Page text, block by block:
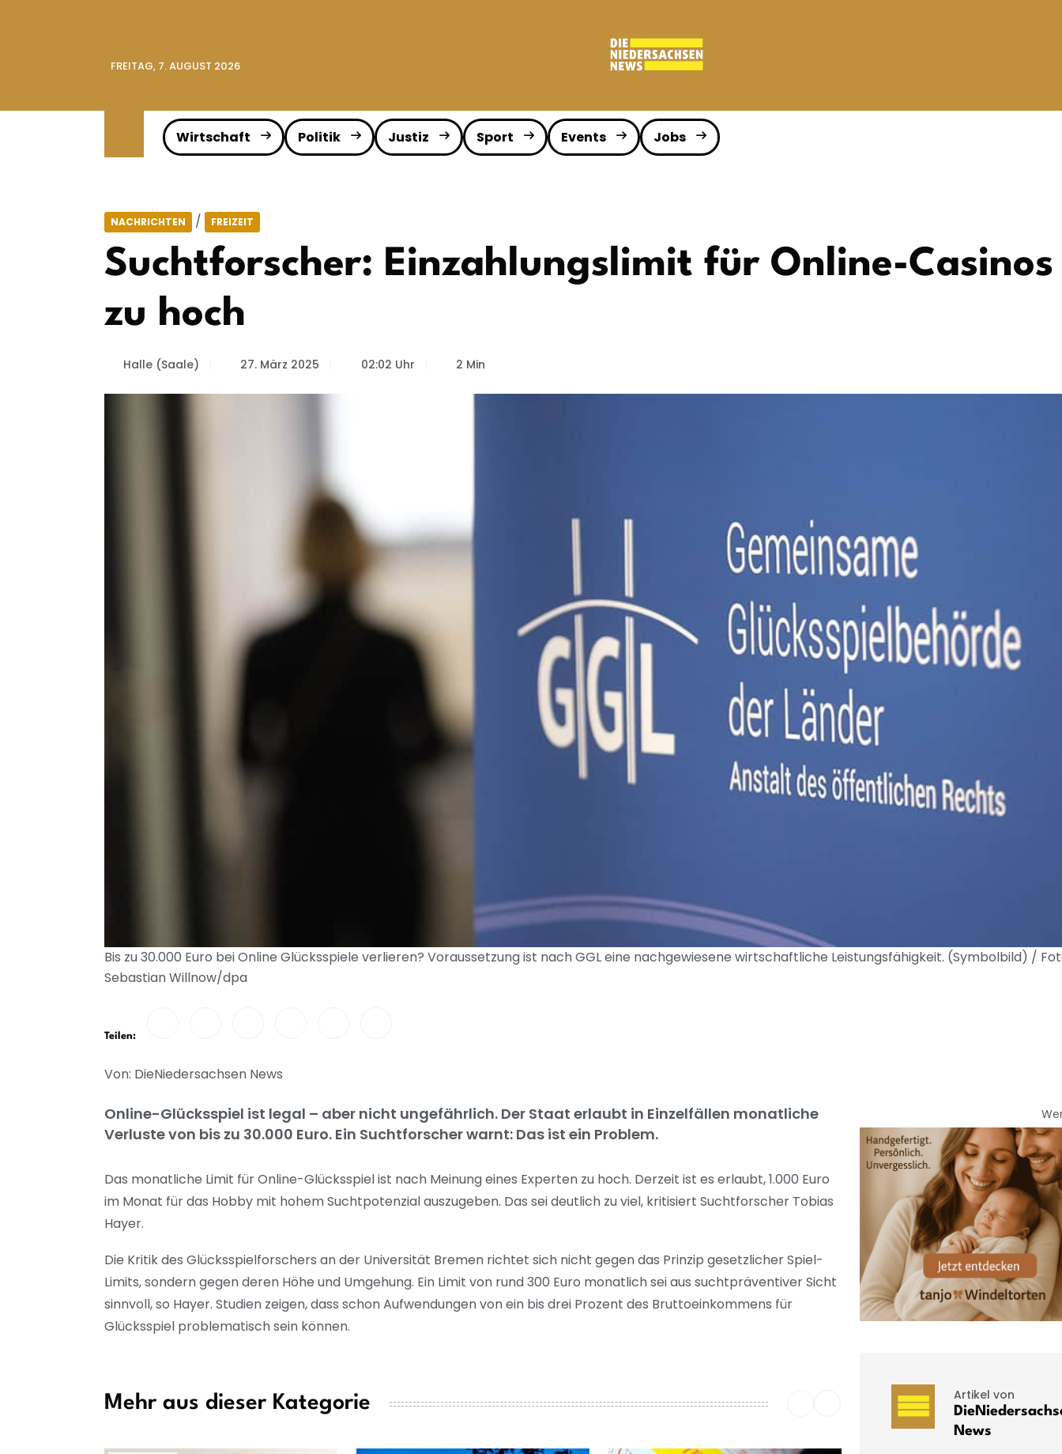
FREITAG, 7. AUGUST 2026
Wirtschaft Politik Justiz Sport Events Jobs
NACHRICHTEN / FREIZEIT
Suchtforscher: Einzahlungslimit für Online-Casinos
zu hoch
Halle (Saale) 27. März 2025 02:02 Uhr 2 Min
Bis zu 30.000 Euro bei Online Glücksspiele verlieren? Voraussetzung ist nach GGL eine nachgewiesene wirtschaftliche Leistungsfähigkeit. (Symbolbild) /
Sebastian Willnow/dpa
Teilen:
Von: DieNiedersachsen News
Online-Glücksspiel ist legal – aber nicht ungefährlich. Der Staat erlaubt in Einzelfällen monatliche
Verluste von bis zu 30.000 Euro. Ein Suchtforscher warnt: Das ist ein Problem.
Das monatliche Limit für Online-Glücksspiel ist nach Meinung eines Experten zu hoch. Derzeit ist es erlaubt, 1.000 Euro
im Monat für das Hobby mit hohem Suchtpotenzial auszugeben. Das sei deutlich zu viel, kritisiert Suchtforscher Tobias
Hayer.
Die Kritik des Glücksspielforschers an der Universität Bremen richtet sich nicht gegen das Prinzip gesetzlicher Spiel-
Limits, sondern gegen deren Höhe und Umgehung. Ein Limit von rund 300 Euro monatlich sei aus suchtpräventiver Sicht
sinnvoll, so Hayer. Studien zeigen, dass schon Aufwendungen von ein bis drei Prozent des Bruttoeinkommens für
Glücksspiel problematisch sein können.
Mehr aus dieser Kategorie Artikel von
News